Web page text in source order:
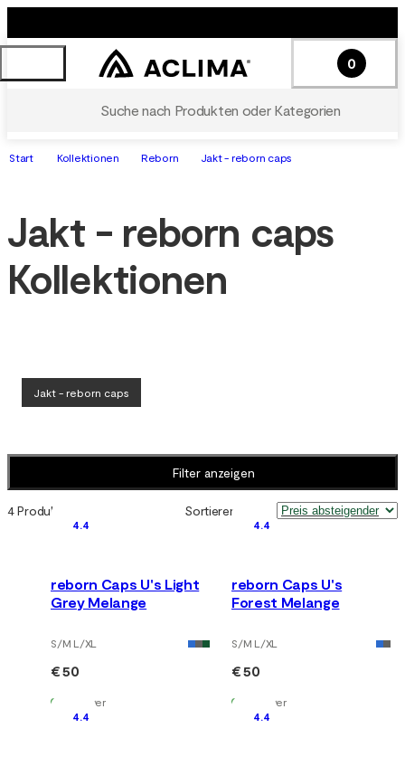
Suche nach Produkten oder Kategorien
0
Start Kollektionen Reborn Jakt - reborn caps
Jakt - reborn caps
Kollektionen
Jakt - reborn caps
Filter anzeigen
4 Produkte Sortieren nach
4.4
reborn Caps U's Light
Grey Melange
S/M L/XL
€ 50
Auf Lager
4.4
reborn Caps U's
Forest Melange
S/M L/XL
€ 50
Auf Lager
4.4
4.4